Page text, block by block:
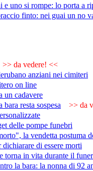
uno si rompe: lo porta a
finto: nei guai un no
>> da vedere! <<
anziani nei cimiteri
on line
un cadavere
resta sospesa
>> da
delle pompe funebri
la vendetta postuma
di essere morti
torna in vita durante il
la bara: la nonna di 92